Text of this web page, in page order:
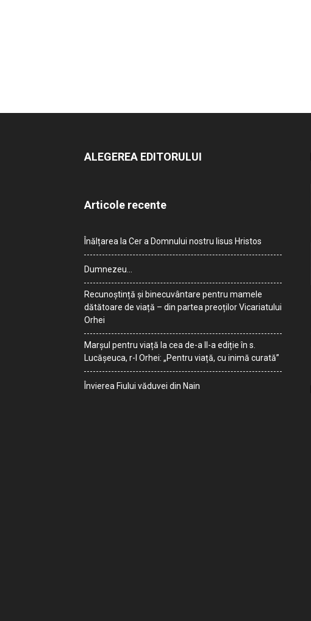
ALEGEREA EDITORULUI
Articole recente
Înălțarea la Cer a Domnului nostru Iisus Hristos
Dumnezeu…
Recunoștință și binecuvântare pentru mamele
dătătoare de viață – din partea preoților Vicariatului
Orhei
Marșul pentru viață la cea de-a II-a ediție în s.
Lucășeuca, r-l Orhei: „Pentru viață, cu inimă curată”
Învierea Fiului văduvei din Nain